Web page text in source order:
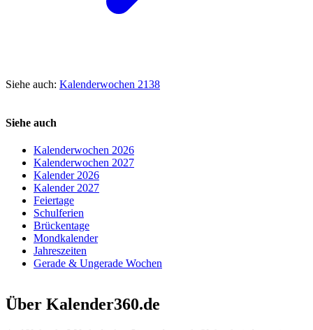
Siehe auch: Kalenderwochen 2138
Siehe auch
Kalenderwochen 2026
Kalenderwochen 2027
Kalender 2026
Kalender 2027
Feiertage
Schulferien
Brückentage
Mondkalender
Jahreszeiten
Gerade & Ungerade Wochen
Über Kalender360.de